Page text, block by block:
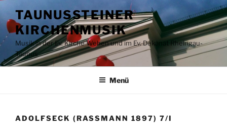
Inhalt
springen
TAUNUSSTEINER
KIRCHENMUSIK
Musik in der Ev. Kirche Wehen und im Ev. Dekanat Rheingau-
Taunus
Menü
ADOLFSECK (RASSMANN 1897) 7/I